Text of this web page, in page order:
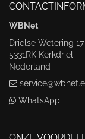
WBNet
Drielse Wetering 17
5331RK Kerkdriel
Nederland
WhatsApp